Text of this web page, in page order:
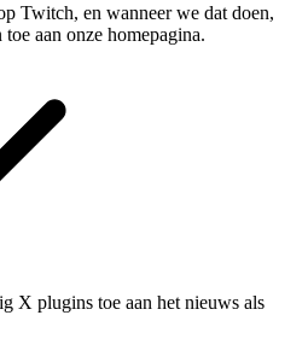
Twitch, en wanneer we dat doen,
aan onze homepagina.
X plugins toe aan het nieuws als